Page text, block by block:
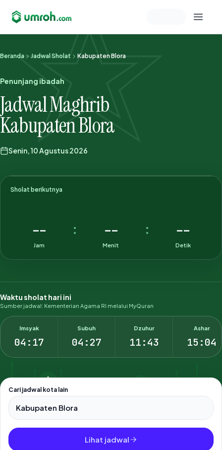
Memeriksa sesi akun
Beranda Jadwal Sholat Kabupaten Blora
Penunjang ibadah
Jadwal Maghrib
Kabupaten Blora
Senin, 10 Agustus 2026
Sholat berikutnya
--
Jam
: --
Menit
: --
Detik
Waktu sholat hari ini
Sumber jadwal: Kementerian Agama RI melalui MyQuran
Imsyak
04:17
Subuh
04:27
Dzuhur
11:43
Ashar
15:04
Cari jadwal kota lain
Pilih salah satu dari 500+ kota dan kabupaten di Indonesia.
Lihat jadwal